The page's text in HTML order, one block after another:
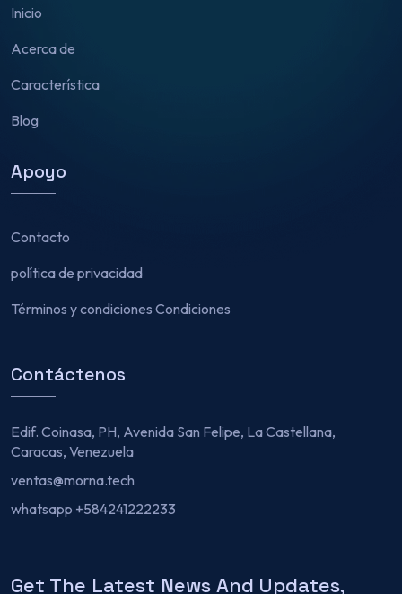
Inicio
Acerca de
Característica
Blog
Apoyo
Contacto
política de privacidad
Términos y condiciones Condiciones
Contáctenos
Edif. Coinasa, PH, Avenida San Felipe, La Castellana,
Caracas, Venezuela
ventas@morna.tech
whatsapp +584241222233
Get The Latest News And Updates,